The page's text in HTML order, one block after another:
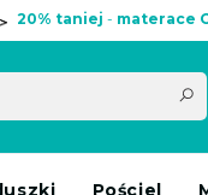
20% taniej - materace
Pościel